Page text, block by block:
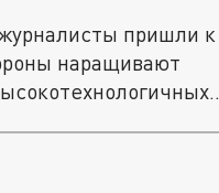
пришли к
наращивают